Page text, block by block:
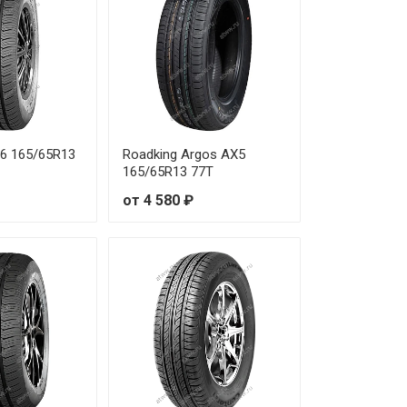
₽
210 ₽
₽
140 ₽
₽
740 ₽
970 ₽
350 ₽
₽
165/65R13
Roadking Argos AX5
165/65R13 77T
от 4 580 ₽